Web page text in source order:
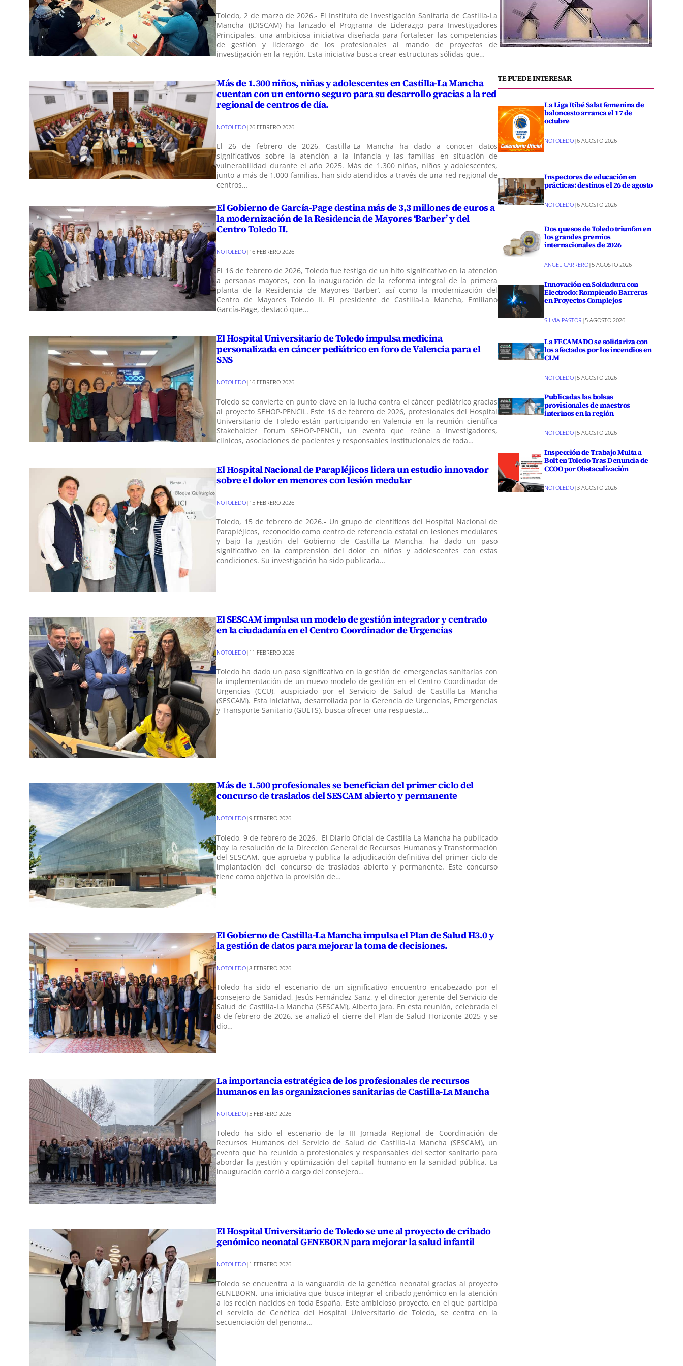
Toledo, 2 de marzo de 2026.- El Instituto de Investigación Sanitaria de Castilla-La
Mancha (IDISCAM) ha lanzado el Programa de Liderazgo para Investigadores
Principales, una ambiciosa iniciativa diseñada para fortalecer las competencias
de gestión y liderazgo de los profesionales al mando de proyectos de
investigación en la región. Esta iniciativa busca crear estructuras sólidas que…
Más de 1.300 niños, niñas y adolescentes en Castilla-La Mancha
cuentan con un entorno seguro para su desarrollo gracias a la red
regional de centros de día.
NOTOLEDO| 26 FEBRERO 2026
El 26 de febrero de 2026, Castilla-La Mancha ha dado a conocer datos
significativos sobre la atención a la infancia y las familias en situación de
vulnerabilidad durante el año 2025. Más de 1.300 niñas, niños y adolescentes,
junto a más de 1.000 familias, han sido atendidos a través de una red regional de
centros…
El Gobierno de García-Page destina más de 3,3 millones de euros a
la modernización de la Residencia de Mayores ‘Barber’ y del
Centro Toledo II.
NOTOLEDO| 16 FEBRERO 2026
El 16 de febrero de 2026, Toledo fue testigo de un hito significativo en la atención
a personas mayores, con la inauguración de la reforma integral de la primera
planta de la Residencia de Mayores ‘Barber’, así como la modernización del
Centro de Mayores Toledo II. El presidente de Castilla-La Mancha, Emiliano
García-Page, destacó que…
El Hospital Universitario de Toledo impulsa medicina
personalizada en cáncer pediátrico en foro de Valencia para el
SNS
NOTOLEDO| 16 FEBRERO 2026
Toledo se convierte en punto clave en la lucha contra el cáncer pediátrico gracias
al proyecto SEHOP-PENCIL. Este 16 de febrero de 2026, profesionales del Hospital
Universitario de Toledo están participando en Valencia en la reunión científica
Stakeholder Forum SEHOP-PENCIL, un evento que reúne a investigadores,
clínicos, asociaciones de pacientes y responsables institucionales de toda…
El Hospital Nacional de Parapléjicos lidera un estudio innovador
sobre el dolor en menores con lesión medular
NOTOLEDO| 15 FEBRERO 2026
Toledo, 15 de febrero de 2026.- Un grupo de científicos del Hospital Nacional de
Parapléjicos, reconocido como centro de referencia estatal en lesiones medulares
y bajo la gestión del Gobierno de Castilla-La Mancha, ha dado un paso
significativo en la comprensión del dolor en niños y adolescentes con estas
condiciones. Su investigación ha sido publicada…
El SESCAM impulsa un modelo de gestión integrador y centrado
en la ciudadanía en el Centro Coordinador de Urgencias
NOTOLEDO| 11 FEBRERO 2026
Toledo ha dado un paso significativo en la gestión de emergencias sanitarias con
la implementación de un nuevo modelo de gestión en el Centro Coordinador de
Urgencias (CCU), auspiciado por el Servicio de Salud de Castilla-La Mancha
(SESCAM). Esta iniciativa, desarrollada por la Gerencia de Urgencias, Emergencias
y Transporte Sanitario (GUETS), busca ofrecer una respuesta…
Más de 1.500 profesionales se benefician del primer ciclo del
concurso de traslados del SESCAM abierto y permanente
NOTOLEDO|9 FEBRERO 2026
Toledo, 9 de febrero de 2026.- El Diario Oficial de Castilla-La Mancha ha publicado
hoy la resolución de la Dirección General de Recursos Humanos y Transformación
del SESCAM, que aprueba y publica la adjudicación definitiva del primer ciclo de
implantación del concurso de traslados abierto y permanente. Este concurso
tiene como objetivo la provisión de…
El Gobierno de Castilla-La Mancha impulsa el Plan de Salud H3.0 y
la gestión de datos para mejorar la toma de decisiones.
NOTOLEDO|8 FEBRERO 2026
Toledo ha sido el escenario de un significativo encuentro encabezado por el
consejero de Sanidad, Jesús Fernández Sanz, y el director gerente del Servicio de
Salud de Castilla-La Mancha (SESCAM), Alberto Jara. En esta reunión, celebrada el
8 de febrero de 2026, se analizó el cierre del Plan de Salud Horizonte 2025 y se
dio…
La importancia estratégica de los profesionales de recursos
humanos en las organizaciones sanitarias de Castilla-La Mancha
NOTOLEDO|5 FEBRERO 2026
Toledo ha sido el escenario de la III Jornada Regional de Coordinación de
Recursos Humanos del Servicio de Salud de Castilla-La Mancha (SESCAM), un
evento que ha reunido a profesionales y responsables del sector sanitario para
abordar la gestión y optimización del capital humano en la sanidad pública. La
inauguración corrió a cargo del consejero…
El Hospital Universitario de Toledo se une al proyecto de cribado
genómico neonatal GENEBORN para mejorar la salud infantil
NOTOLEDO| 1 FEBRERO 2026
Toledo se encuentra a la vanguardia de la genética neonatal gracias al proyecto
GENEBORN, una iniciativa que busca integrar el cribado genómico en la atención
a los recién nacidos en toda España. Este ambicioso proyecto, en el que participa
el servicio de Genética del Hospital Universitario de Toledo, se centra en la
secuenciación del genoma…
TE PUEDE INTERESAR
La Liga Ribé Salat femenina de
baloncesto arranca el 17 de
octubre
NOTOLEDO|6 AGOSTO 2026
Inspectores de educación en
prácticas: destinos el 26 de agosto
NOTOLEDO|6 AGOSTO 2026
Dos quesos de Toledo triunfan en
los grandes premios
internacionales de 2026
ANGEL CARRERO|5 AGOSTO 2026
Innovación en Soldadura con
Electrodo: Rompiendo Barreras
en Proyectos Complejos
SILVIA PASTOR | 5 AGOSTO 2026
La FECAMADO se solidariza con
los afectados por los incendios en
CLM
NOTOLEDO|5 AGOSTO 2026
Publicadas las bolsas
provisionales de maestros
interinos en la región
NOTOLEDO| 5 AGOSTO 2026
Inspección de Trabajo Multa a
Bolt en Toledo Tras Denuncia de
CCOO por Obstaculización
NOTOLEDO|3 AGOSTO 2026